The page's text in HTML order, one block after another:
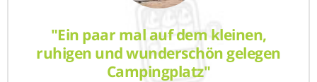
"Ein paar mal auf dem kleinen,
ruhigen und wunderschön gelegen
Campingplatz"